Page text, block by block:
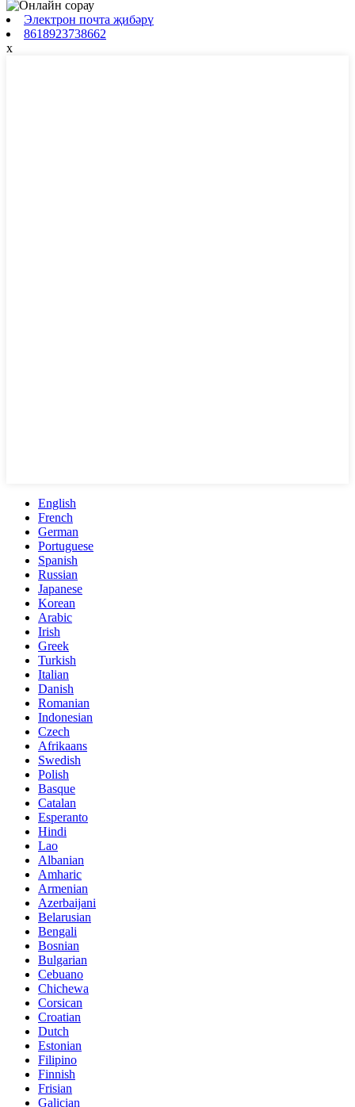
Электрон почта җибәрү
8618923738662
x
English
French
German
Portuguese
Spanish
Russian
Japanese
Korean
Arabic
Irish
Greek
Turkish
Italian
Danish
Romanian
Indonesian
Czech
Afrikaans
Swedish
Polish
Basque
Catalan
Esperanto
Hindi
Lao
Albanian
Amharic
Armenian
Azerbaijani
Belarusian
Bengali
Bosnian
Bulgarian
Cebuano
Chichewa
Corsican
Croatian
Dutch
Estonian
Filipino
Finnish
Frisian
Galician